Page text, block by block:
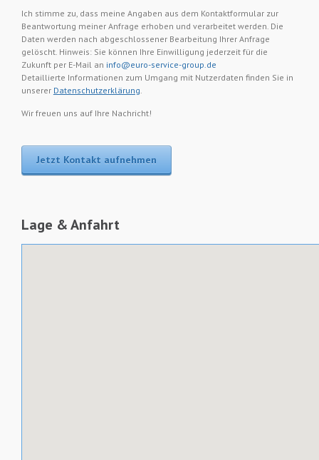
Ich stimme zu, dass meine Angaben aus dem Kontaktformular zur
Beantwortung meiner Anfrage erhoben und verarbeitet werden. Die
Daten werden nach abgeschlossener Bearbeitung Ihrer Anfrage
gelöscht. Hinweis: Sie können Ihre Einwilligung jederzeit für die
Zukunft per E-Mail an info@euro-service-group.de
Detaillierte Informationen zum Umgang mit Nutzerdaten finden Sie in
unserer Datenschutzerklärung.
Wir freuen uns auf Ihre Nachricht!
Jetzt Kontakt aufnehmen
Lage & Anfahrt